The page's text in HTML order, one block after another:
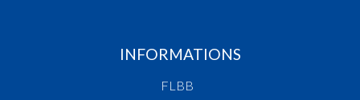
INFORMATIONS
FLBB